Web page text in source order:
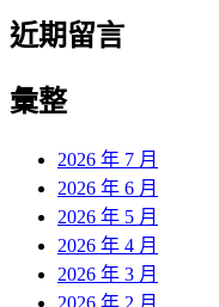
近期留言
彙整
2026 年 7 月
2026 年 6 月
2026 年 5 月
2026 年 4 月
2026 年 3 月